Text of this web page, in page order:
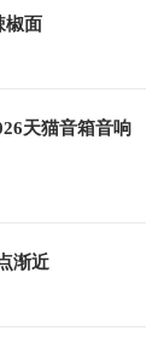
椒面
天猫音箱音响
渐近